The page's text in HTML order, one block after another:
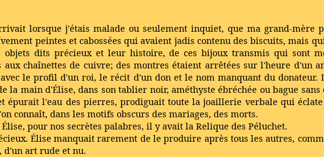
lorsque j'étais malade ou seulement inquiet, que ma grand-mère
peintes et cabossées qui avaient jadis contenu des biscuits, mais
dits précieux et leur histoire, de ces bijoux transmis qui sont
chaînettes de cuivre; des montres étaient arrêtées sur l'heure d'un
le profil d'un roi, le récit d'un don et le nom manquant du donateur.
main d'Élise, dans son tablier noir, améthyste ébréchée ou bague
épurait l'eau des pierres, prodiguait toute la joaillerie verbale qui
connaît, dans les motifs obscurs des mariages, des morts.
pour nos secrètes palabres, il y avait la Relique des Péluchet.
Élise manquait rarement de le produire après tous les autres,
d'un art rude et nu.